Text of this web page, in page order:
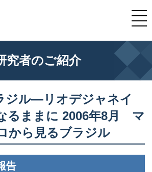
究者のご紹介
ジル—リオデジャネイ
るままに 2006年8月 マ
から見るブラジル
告